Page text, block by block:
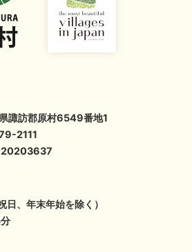
諏訪郡原村6549番地1
2111
日、年末年始を除く）